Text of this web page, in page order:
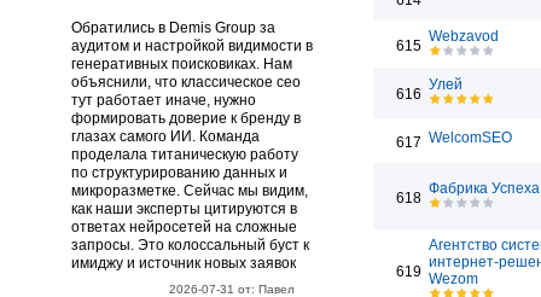
Обратились в Demis Group за
аудитом и настройкой видимости в
генеративных поисковиках. Нам
объяснили, что классическое сео
тут работает иначе, нужно
формировать доверие к бренду в
глазах самого ИИ. Команда
проделала титаническую работу
по структурированию данных и
микроразметке. Сейчас мы видим,
как наши эксперты цитируются в
ответах нейросетей на сложные
запросы. Это колоссальный буст к
имиджу и источник новых заявок
2026-07-31 от: Павел
615
Webzavod
616
Улей
617 WelcomSEO
618
Фабрика Успеха
619
Агентство
интернет-
Wezom